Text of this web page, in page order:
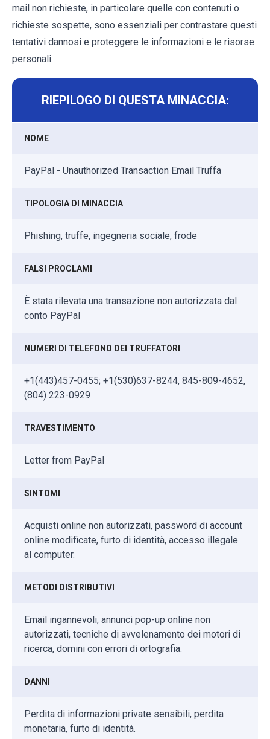
mail non richieste, in particolare quelle con contenuti o
richieste sospette, sono essenziali per contrastare questi
tentativi dannosi e proteggere le informazioni e le risorse
personali.
RIEPILOGO DI QUESTA MINACCIA:
NOME
PayPal - Unauthorized Transaction Email Truffa
TIPOLOGIA DI MINACCIA
Phishing, truffe, ingegneria sociale, frode
FALSI PROCLAMI
È stata rilevata una transazione non autorizzata dal
conto PayPal
NUMERI DI TELEFONO DEI TRUFFATORI
+1(443)457-0455; +1(530)637-8244, 845-809-4652,
(804) 223-0929
TRAVESTIMENTO
Letter from PayPal
SINTOMI
Acquisti online non autorizzati, password di account
online modificate, furto di identità, accesso illegale
al computer.
METODI DISTRIBUTIVI
Email ingannevoli, annunci pop-up online non
autorizzati, tecniche di avvelenamento dei motori di
ricerca, domini con errori di ortografia.
DANNI
Perdita di informazioni private sensibili, perdita
monetaria, furto di identità.